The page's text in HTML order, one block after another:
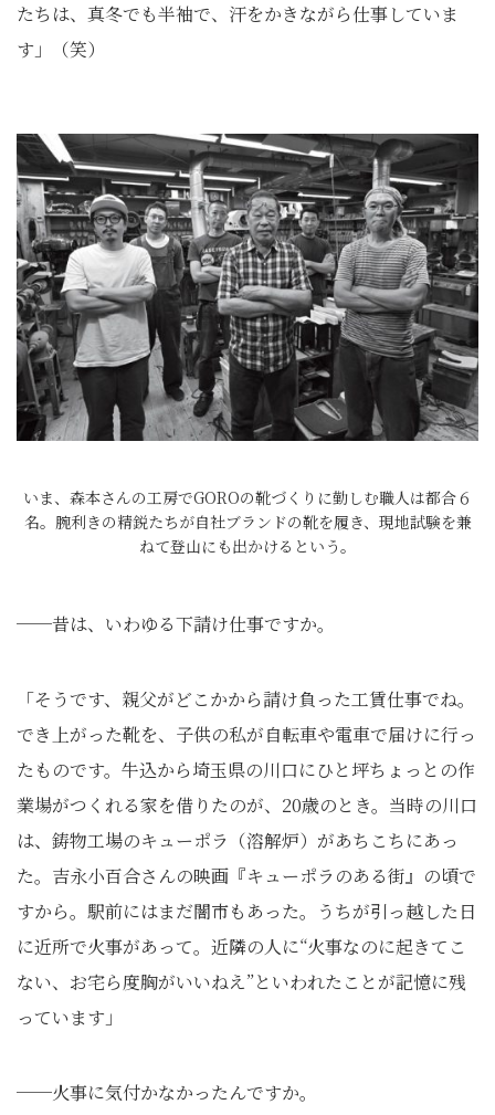
たちは、真冬でも半袖で、汗をかきながら仕事していま
す」（笑）
いま、森本さんの工房でGOROの靴づくりに勤しむ職人は都合６
名。腕利きの精鋭たちが自社ブランドの靴を履き、現地試験を兼
ねて登山にも出かけるという。
──昔は、いわゆる下請け仕事ですか。
「そうです、親父がどこかから請け負った工賃仕事でね。
でき上がった靴を、子供の私が自転車や電車で届けに行っ
たものです。牛込から埼玉県の川口にひと坪ちょっとの作
業場がつくれる家を借りたのが、20歳のとき。当時の川口
は、鋳物工場のキューポラ（溶解炉）があちこちにあっ
た。吉永小百合さんの映画『キューポラのある街』の頃で
すから。駅前にはまだ闇市もあった。うちが引っ越した日
に近所で火事があって。近隣の人に“火事なのに起きてこ
ない、お宅ら度胸がいいねえ”といわれたことが記憶に残
っています」
──火事に気付かなかったんですか。